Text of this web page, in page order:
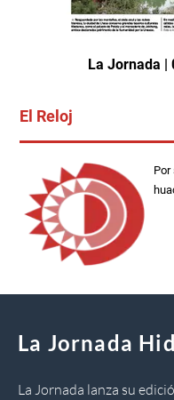
La Jornada |
El Reloj
Por
La Jornada
La Jornada lanza su